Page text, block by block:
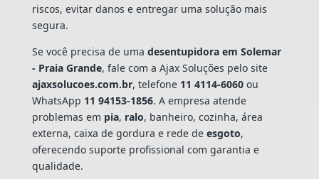
riscos, evitar danos e entregar uma solução mais
segura.
Se você precisa de uma desentupidora em Solemar
- Praia Grande, fale com a Ajax Soluções pelo site
ajaxsolucoes.com.br, telefone 11 4114-6060ou
WhatsApp 11 94153-1856. A empresa atende
problemas em pia, ralo, banheiro, cozinha, área
externa, caixa de gordura e rede de esgoto,
oferecendo suporte profissional com garantia e
qualidade.